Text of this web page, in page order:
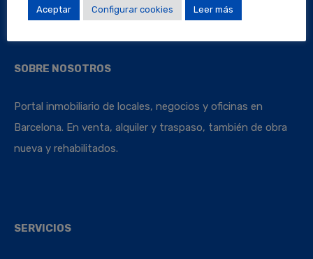
SOBRE NOSOTROS
Portal inmobiliario de locales, negocios y oficinas en
Barcelona. En venta, alquiler y traspaso, también de obra
nueva y rehabilitados.
SERVICIOS
Aceptar Configurar cookies Leer más